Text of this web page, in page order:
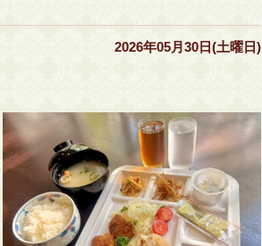
2026年05月30日(土曜日)